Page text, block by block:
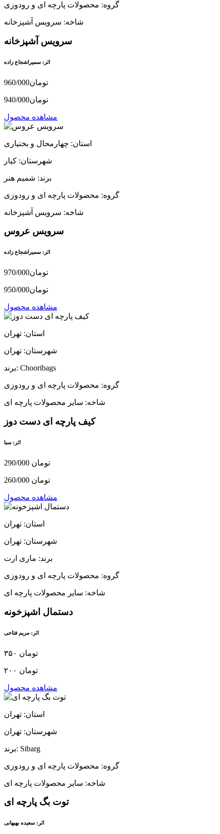
گروه: محصولات پارچه ای و رودوزی
شاخه: سرویس آشپزخانه
سرویس آشپزخانه
اثر: سمیراشجاع زاده
960/000تومان
940/000تومان
مشاهده محصول
استان: چهارمحال و بختیاری
شهرستان: کیار
برند: شمیم هنر
گروه: محصولات پارچه ای و رودوزی
شاخه: سرویس آشپزخانه
سرویس عروس
اثر: سمیراشجاع زاده
970/000تومان
950/000تومان
مشاهده محصول
استان: تهران
شهرستان: تهران
برند: Chooribags
گروه: محصولات پارچه ای و رودوزی
شاخه: سایر محصولات پارچه ای
کیف پارچه ای دست دوز
اثر: سبا
290/000 تومان
260/000 تومان
مشاهده محصول
استان: تهران
شهرستان: تهران
برند: ماری ارت
گروه: محصولات پارچه ای و رودوزی
شاخه: سایر محصولات پارچه ای
دستمال اشپزخونه
اثر: مریم فتاحی
۳۵۰ تومان
۲۰۰ تومان
مشاهده محصول
استان: تهران
شهرستان: تهران
برند: Sibarg
گروه: محصولات پارچه ای و رودوزی
شاخه: سایر محصولات پارچه ای
توت بگ پارچه ای
اثر: سعیده بهبهانی